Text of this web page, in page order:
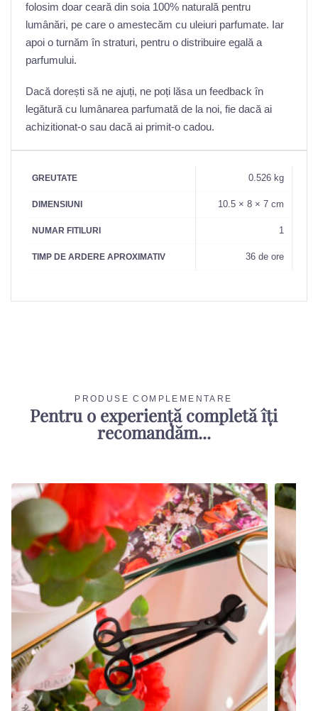
folosim doar ceară din soia 100% naturală pentru
lumânări, pe care o amestecăm cu uleiuri parfumate. Iar
apoi o turnăm în straturi, pentru o distribuire egală a
parfumului.
Dacă dorești să ne ajuți, ne poți lăsa un feedback în
legătură cu lumânarea parfumată de la noi, fie dacă ai
achizitionat-o sau dacă ai primit-o cadou.
GREUTATE 0.526 kg
DIMENSIUNI 10.5 × 8 × 7 cm
NUMAR FITILURI 1
TIMP DE ARDERE APROXIMATIV 36 de ore
PRODUSE COMPLEMENTARE
Pentru o experiență completă îți
recomandăm...